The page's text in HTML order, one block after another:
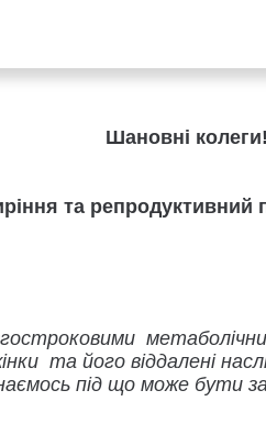
Шановні колеги!
та репродуктивний
та його віддалені
під що може бути